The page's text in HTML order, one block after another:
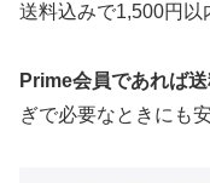
送料込みで1,500円以
Prime会員であれば
ぎで必要なときにも